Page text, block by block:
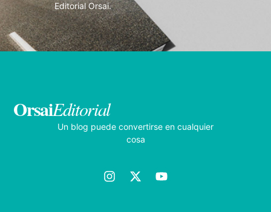
Editorial Orsai.
OrsaiEditorial
Un blog puede convertirse en cualquier
cosa